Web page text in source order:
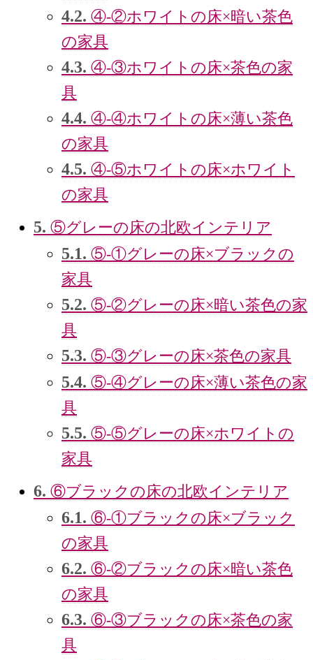
4.2. ④‐②ホワイトの床×暗い茶色
の家具
4.3. ④‐③ホワイトの床×茶色の家
具
4.4. ④‐④ホワイトの床×薄い茶色
の家具
4.5. ④‐⑤ホワイトの床×ホワイト
の家具
5. ⑤グレーの床の北欧インテリア
5.1. ⑤‐①グレーの床×ブラックの
家具
5.2. ⑤‐②グレーの床×暗い茶色の家
具
5.3. ⑤‐③グレーの床×茶色の家具
5.4. ⑤‐④グレーの床×薄い茶色の家
具
5.5. ⑤‐⑤グレーの床×ホワイトの
家具
6. ⑥ブラックの床の北欧インテリア
6.1. ⑥‐①ブラックの床×ブラック
の家具
6.2. ⑥‐②ブラックの床×暗い茶色
の家具
6.3. ⑥‐③ブラックの床×茶色の家
具